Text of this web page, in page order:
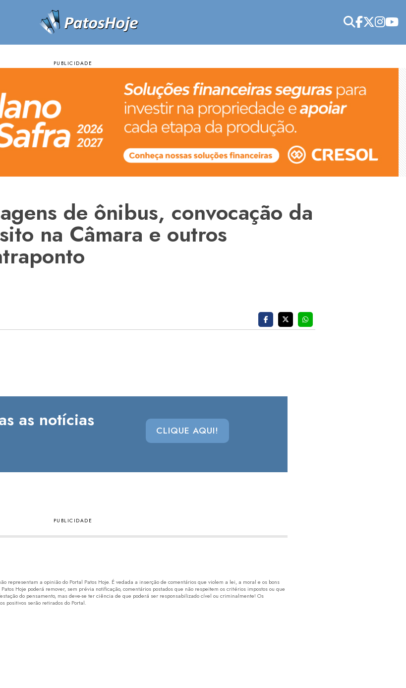
de ônibus, convocação da
na Câmara e outros
as notícias CLIQUE AQUI!
representam a opinião do Portal Patos Hoje. É vedada a inserção de comentários que violem a lei, a moral e os bons
Hoje poderá remover, sem prévia notificação, comentários postados que não respeitem os critérios impostos ou que
do pensamento, mas deve-se ter ciência de que poderá ser responsabilizado cível ou criminalmente! Os
positivos serão retirados do Portal.